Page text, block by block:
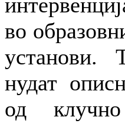
во
установи.
нудат
од